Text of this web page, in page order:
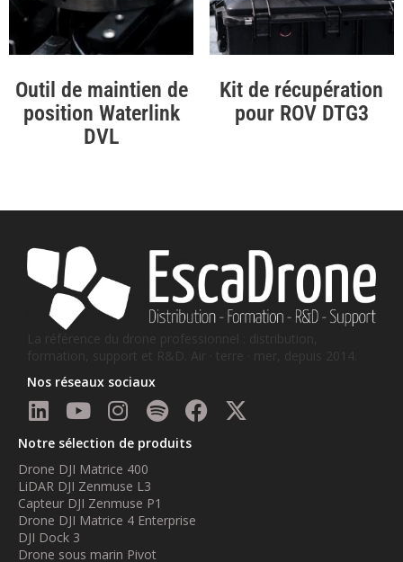
Outil de maintien de
position Waterlink
DVL
Kit de récupération
pour ROV DTG3
La référence du drone professionnel : distribution,
formation, support et R&D. Air · terre · mer, depuis 2014.
Nos réseaux sociaux
Notre sélection de produits
Drone DJI Matrice 400
LiDAR DJI Zenmuse L3
Capteur DJI Zenmuse P1
Drone DJI Matrice 4 Enterprise
DJI Dock 3
Drone sous marin Pivot